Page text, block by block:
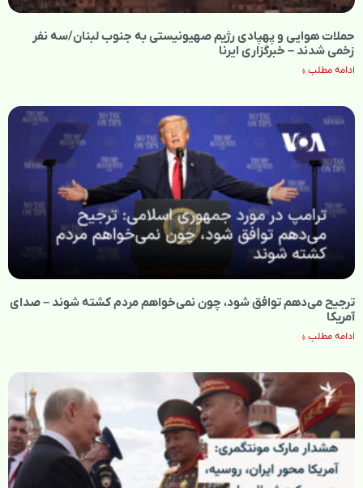
حملات هوایی و پهپادی رژیم صهیونیستی به جنوب لبنان/سه نفر
زخمی شدند – خبرگزاری ایرنا
ادامه مطلب »
ترجیح می‌دهم توافق شود، چون نمی‌خواهم مردم کشته شوند – صدای
آمریکا
ادامه مطلب »